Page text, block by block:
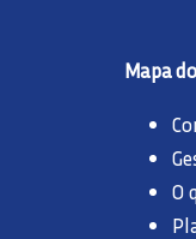
Mapa
O